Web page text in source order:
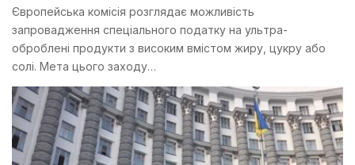
Європейська комісія розглядає можливість
запровадження спеціального податку на ультра-
оброблені продукти з високим вмістом жиру, цукру або
солі. Мета цього заходу…